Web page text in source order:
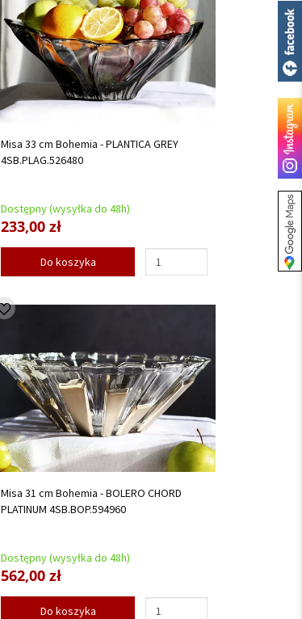
Misa 33 cm Bohemia - PLANTICA GREY
4SB.PLAG.526480
Dostępny (wysyłka do 48h)
233,00 zł
Do koszyka
Misa 31 cm Bohemia - BOLERO CHORD
PLATINUM 4SB.BOP.594960
Dostępny (wysyłka do 48h)
562,00 zł
Do koszyka